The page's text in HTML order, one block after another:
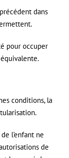
dans
pour occuper
conditions, la
l’enfant ne
de